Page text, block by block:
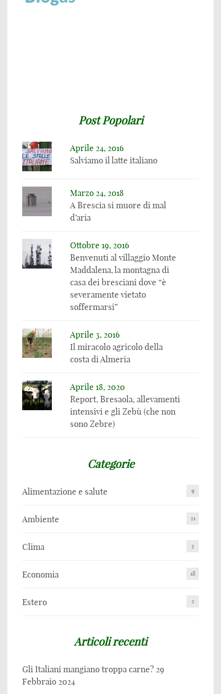
Post Popolari
Aprile 24, 2016
Salviamo il latte italiano
Marzo 24, 2018
A Brescia si muore di mal
d’aria
Ottobre 19, 2016
Benvenuti al villaggio Monte
Maddalena, la montagna di
casa dei bresciani dove “è
severamente vietato
soffermarsi”
Aprile 3, 2016
Il miracolo agricolo della
costa di Almeria
Aprile 18, 2020
Report, Bresaola, allevamenti
intensivi e gli Zebù (che non
sono Zebre)
Categorie
Alimentazione e salute 9
Ambiente 21
Clima 5
Economia 18
Estero 2
Articoli recenti
Gli Italiani mangiano troppa carne? 29
Febbraio 2024